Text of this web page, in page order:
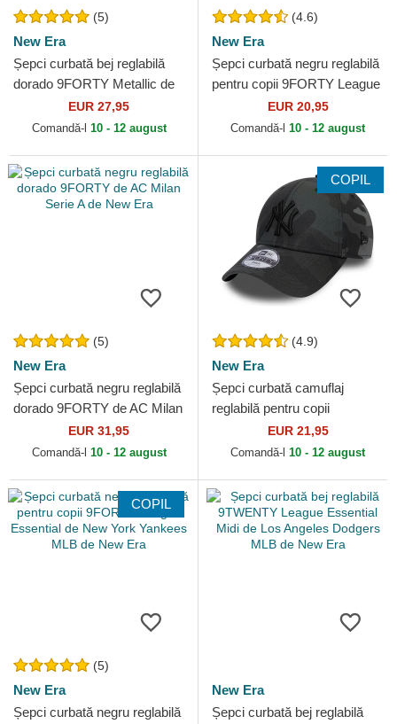
(5)
New Era
Șepci curbată bej reglabilă
dorado 9FORTY Metallic de
New York Yankees MLB de
New Era
EUR 27,95
Comandă-l 10 - 12 august
(4.6)
New Era
Șepci curbată negru reglabilă
pentru copii 9FORTY League
Essential de New York
Yankees MLB de New...
EUR 20,95
Comandă-l 10 - 12 august
(5)
New Era
Șepci curbată negru reglabilă
dorado 9FORTY de AC Milan
Serie A de New Era
EUR 31,95
Comandă-l 10 - 12 august
COPIL
(4.9)
New Era
Șepci curbată camuflaj
reglabilă pentru copii
9FORTY League Essential
de New York Yankees MLB
EUR 21,95
Comandă-l 10 - 12 august
COPIL
(5)
New Era
Șepci curbată negru reglabilă
New Era
Șepci curbată bej reglabilă